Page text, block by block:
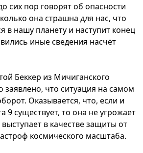
сих пор говорят об опасности
она страшна для нас, что
в нашу планету и наступит конец
иные сведения насчёт
Беккер из Мичиганского
заявлено, что ситуация на самом
Оказывается, что, если и
9 существует, то она не угрожает
в качестве защиты от
космического масштаба.